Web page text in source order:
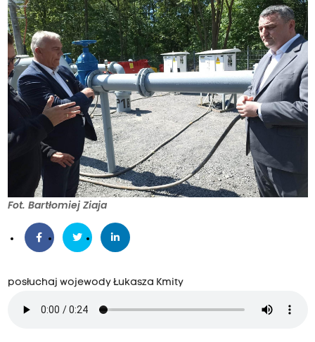
Fot. Bartłomiej Ziaja
posłuchaj wojewody Łukasza Kmity